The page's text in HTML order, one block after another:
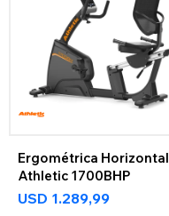
Ergométrica Horizontal
Athletic 1700BHP
USD 1.289,99